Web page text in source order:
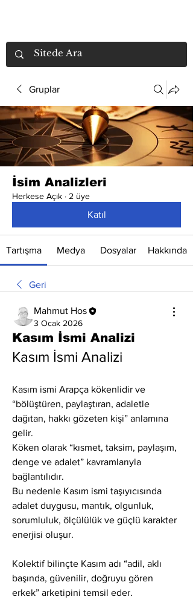
Gruplar
İsim Analizleri
Herkese Açık · 2 üye
Katıl
Tartışma Medya Dosyalar Hakkında
Geri
Mahmut Hos
3 Ocak 2026
Kasım İsmi Analizi
Kasım İsmi Analizi
Kasım ismi Arapça kökenlidir ve
“bölüştüren, paylaştıran, adaletle
dağıtan, hakkı gözeten kişi” anlamına
gelir.
Köken olarak “kısmet, taksim, paylaşım,
denge ve adalet” kavramlarıyla
bağlantılıdır.
Bu nedenle Kasım ismi taşıyıcısında
adalet duygusu, mantık, olgunluk,
sorumluluk, ölçülülük ve güçlü karakter
enerjisi oluşur.
Kolektif bilinçte Kasım adı “adil, aklı
başında, güvenilir, doğruyu gören
erkek” arketipini temsil eder.